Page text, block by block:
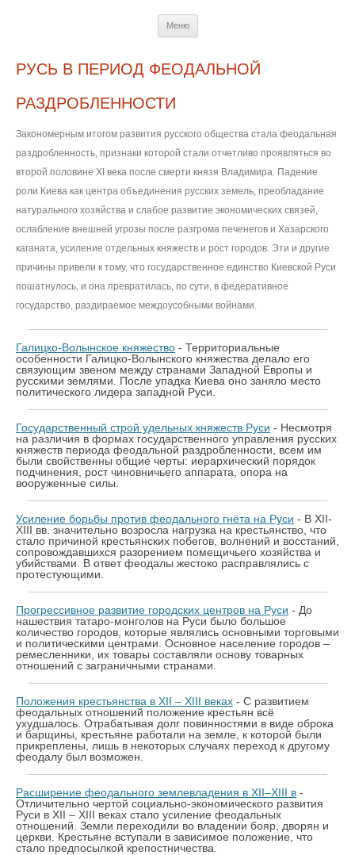
Меню
РУСЬ В ПЕРИОД ФЕОДАЛЬНОЙ
РАЗДРОБЛЕННОСТИ
Закономерным итогом развития русского общества стала феодальная
раздробленность, признаки которой стали отчетливо проявляться во
второй половине XI века после смерти князя Владимира. Падение
роли Киева как центра объединения русских земель, преобладание
натурального хозяйства и слабое развитие экономических связей,
ослабление внешней угрозы после разгрома печенегов и Хазарского
каганата, усиление отдельных княжеств и рост городов. Эти и другие
причины привели к тому, что государственное единство Киевской Руси
пошатнулось, и она превратилась, по сути, в федеративное
государство, раздираемое междоусобными войнами.
Галицко-Волынское княжество - Территориальные
особенности Галицко-Волынского княжества делало его
связующим звеном между странами Западной Европы и
русскими землями. После упадка Киева оно заняло место
политического лидера западной Руси.
Государственный строй удельных княжеств Руси - Несмотря
на различия в формах государственного управления русских
княжеств периода феодальной раздробленности, всем им
были свойственны общие черты: иерархический порядок
подчинения, рост чиновничьего аппарата, опора на
вооруженные силы.
Усиление борьбы против феодального гнёта на Руси - В XII-
XIII вв. значительно возросла нагрузка на крестьянство, что
стало причиной крестьянских побегов, волнений и восстаний,
сопровождавшихся разорением помещичьего хозяйства и
убийствами. В ответ феодалы жестоко расправлялись с
протестующими.
Прогрессивное развитие городских центров на Руси - До
нашествия татаро-монголов на Руси было большое
количество городов, которые являлись основными торговыми
и политическими центрами. Основное население городов –
ремесленники, их товары составляли основу товарных
отношений с заграничными странами.
Положения крестьянства в XII – XIII веках - С развитием
феодальных отношений положение крестьян всё
ухудшалось. Отрабатывая долг повинностями в виде оброка
и барщины, крестьяне работали на земле, к которой были
прикреплены, лишь в некоторых случаях переход к другому
феодалу был возможен.
Расширение феодального землевладения в ХII–ХIII в -
Отличительно чертой социально-экономического развития
Руси в XII – XIII веках стало усиление феодальных
отношений. Земли переходили во владении бояр, дворян и
церкви. Крестьяне вступали в зависимое положение, что
стало предпосылкой крепостничества.